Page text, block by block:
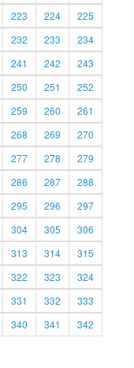
223 224
225
232 233
234
241 242
243
250 251
252
259 260
261
268 269
270
277 278
279
286 287
288
295 296
297
304 305
306
313 314
315
322 323
324
331 332
333
340 341
342